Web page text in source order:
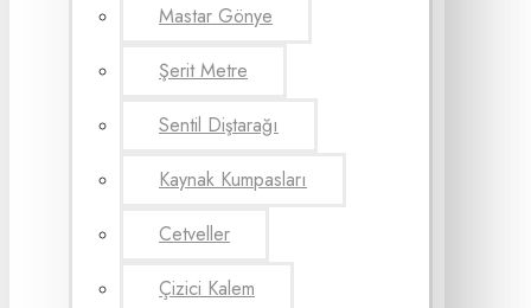
Mastar Gönye
Şerit Metre
Sentil Diştarağı
Kaynak Kumpasları
Cetveller
Çizici Kalem